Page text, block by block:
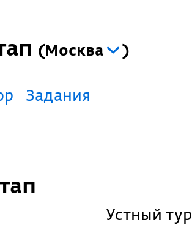
(Москва )
Задания
Устный тур